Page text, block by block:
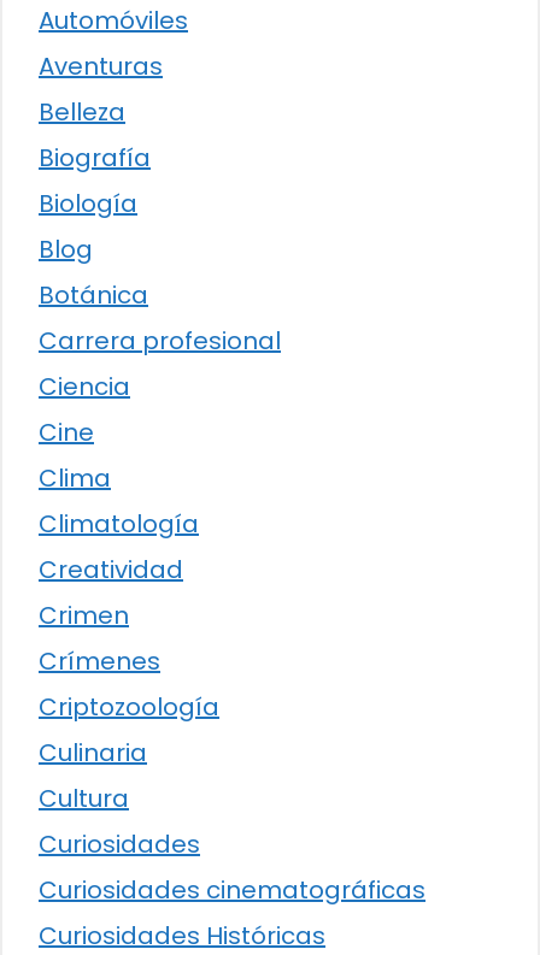
Automóviles
Aventuras
Belleza
Biografía
Biología
Blog
Botánica
Carrera profesional
Ciencia
Cine
Clima
Climatología
Creatividad
Crimen
Crímenes
Criptozoología
Culinaria
Cultura
Curiosidades
Curiosidades cinematográficas
Curiosidades Históricas